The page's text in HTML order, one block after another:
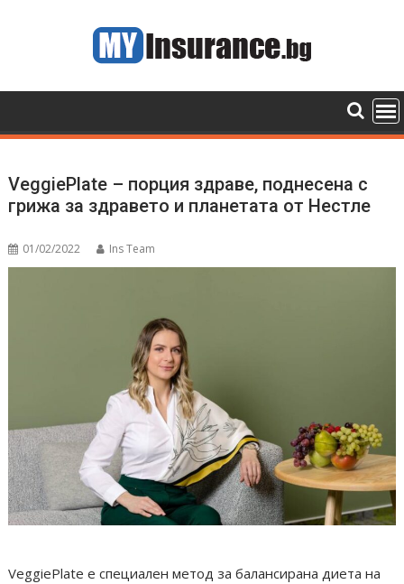
VeggiePlate – порция здраве, поднесена с
грижа за здравето и планетата от Нестле
01/02/2022 Ins Team
VeggiePlate e специален метод за балансирана диета на